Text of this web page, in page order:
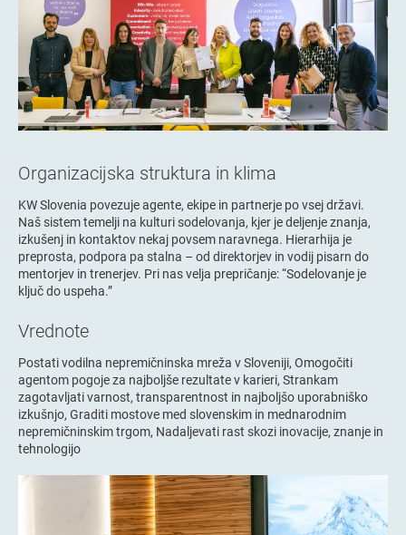
Organizacijska struktura in klima
KW Slovenia povezuje agente, ekipe in partnerje po vsej državi.
Naš sistem temelji na kulturi sodelovanja, kjer je deljenje znanja,
izkušenj in kontaktov nekaj povsem naravnega. Hierarhija je
preprosta, podpora pa stalna – od direktorjev in vodij pisarn do
mentorjev in trenerjev. Pri nas velja prepričanje: “Sodelovanje je
ključ do uspeha.”
Vrednote
Postati vodilna nepremičninska mreža v Sloveniji, Omogočiti
agentom pogoje za najboljše rezultate v karieri, Strankam
zagotavljati varnost, transparentnost in najboljšo uporabniško
izkušnjo, Graditi mostove med slovenskim in mednarodnim
nepremičninskim trgom, Nadaljevati rast skozi inovacije, znanje in
tehnologijo